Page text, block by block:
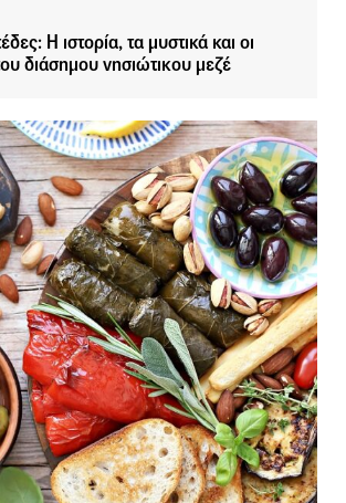
Η ιστορία, τα μυστικά και οι
διάσημου νησιώτικου μεζέ